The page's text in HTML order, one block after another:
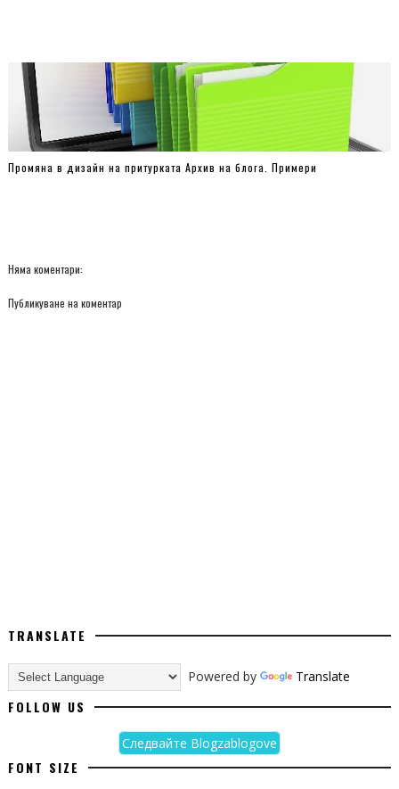
</form>
Промяна в дизайн на притурката Архив на блога. Примери
Няма коментари:
Публикуване на коментар
TRANSLATE
Powered by Translate
FOLLOW US
Следвайте Blogzablogove
FONT SIZE